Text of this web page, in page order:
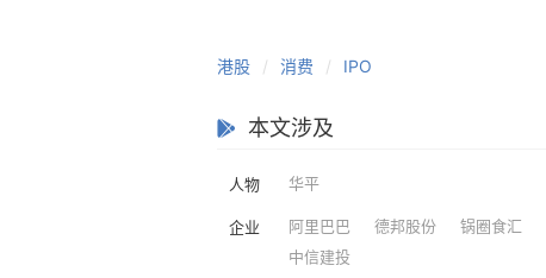
港股 消费 IPO
本文涉及
人物 华平
企业 阿里巴巴 德邦股份 锅圈食汇
中信建投